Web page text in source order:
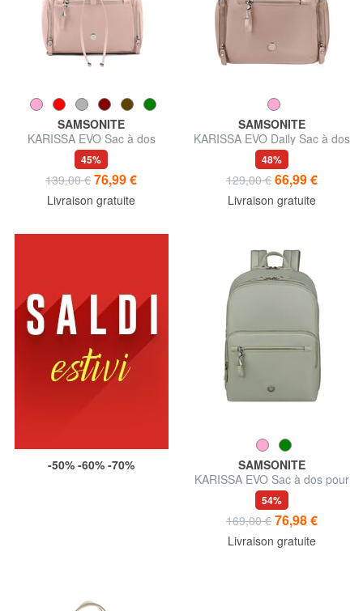
SAMSONITE
KARISSA EVO Sac à dos
45%
139,00 € 76,99 €
Livraison gratuite
SAMSONITE
KARISSA EVO Daily Sac à dos
pour femme
48%
129,00 € 66,99 €
Livraison gratuite
-50% -60% -70%
SAMSONITE
KARISSA EVO Sac à dos pour
ordinateur portable 14,1"
54%
169,00 € 76,98 €
Livraison gratuite